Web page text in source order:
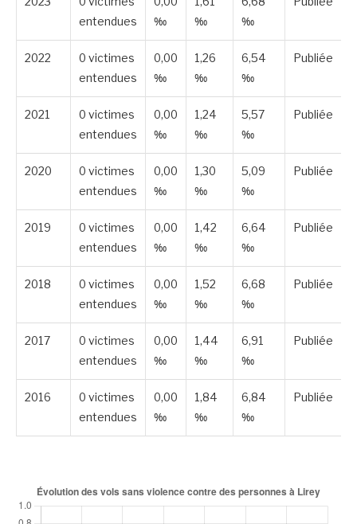
entendues
‰
‰
‰
2022
0 victimes
entendues
0,00
‰
1,26
‰
6,54
‰
Publiée
2021
0 victimes
entendues
0,00
‰
1,24
‰
5,57
‰
Publiée
2020
0 victimes
entendues
0,00
‰
1,30
‰
5,09
‰
Publiée
2019
0 victimes
entendues
0,00
‰
1,42
‰
6,64
‰
Publiée
2018
0 victimes
entendues
0,00
‰
1,52
‰
6,68
‰
Publiée
2017
0 victimes
entendues
0,00
‰
1,44
‰
6,91
‰
Publiée
2016
0 victimes
entendues
0,00
‰
1,84
‰
6,84
‰
Publiée